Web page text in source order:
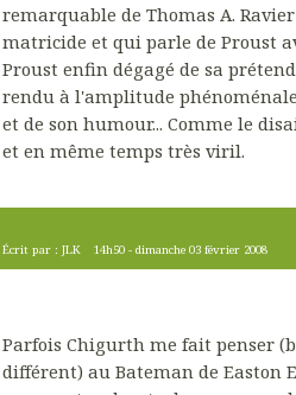
remarquable de Thomas A.
matricide et qui parle de Proust
Proust enfin dégagé de sa
rendu à l'amplitude
et de son humour... Comme le
et en même temps très viril.
Écrit par : JLK 14h50 -dimanche 03 février 2008
Parfois Chigurth me fait penser
différent) au Bateman de Easton